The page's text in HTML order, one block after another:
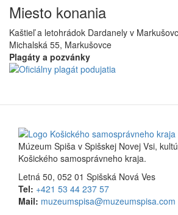
Miesto konania
Kaštieľ a letohrádok Dardanely v
Michalská 55, Markušovce
Plagáty a pozvánky
Múzeum Spiša v Spišskej Novej Vsi,
Košického samosprávneho kraja.
Letná 50, 052 01 Spišská Nová Ves
Tel: +421 53 44 237 57
Mail: muzeumspisa@muzeumspisa.com